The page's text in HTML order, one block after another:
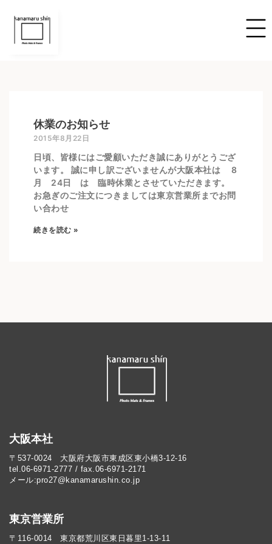
休業のお知らせ
2015年8月22日
日頃、皆様にはご愛顧いただき誠にありがとうござ
います。 誠に申し訳ございませんが大阪本社は 8
月 24日 は 臨時休業とさせていただきます。
お急ぎのご注文につきましては東京営業所までお問
い合わせ
続きを読む »
大阪本社
〒537-0024 大阪府大阪市東成区東小橋3-12-16
tel.06-6971-2777 / fax.06-6971-2171
メール:pro27@kanamarushin.co.jp​
東京営業所
〒116-0014 東京都荒川区東日暮里1-13-11